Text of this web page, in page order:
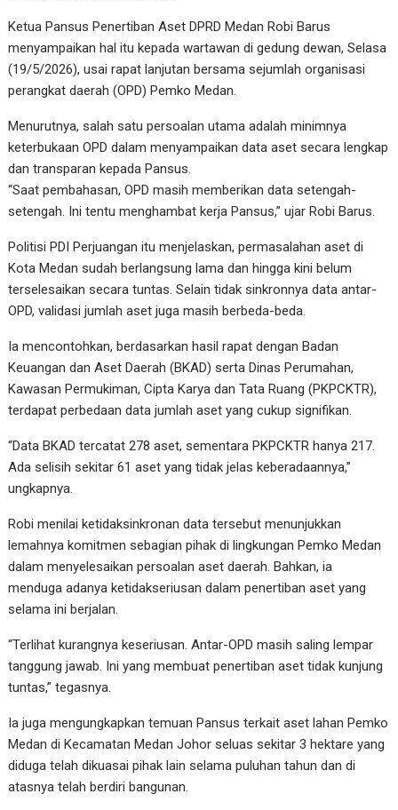
Ketua Pansus Penertiban Aset DPRD Medan Robi Barus
menyampaikan hal itu kepada wartawan di gedung dewan, Selasa
(19/5/2026), usai rapat lanjutan bersama sejumlah organisasi
perangkat daerah (OPD) Pemko Medan.
Menurutnya, salah satu persoalan utama adalah minimnya
keterbukaan OPD dalam menyampaikan data aset secara lengkap
dan transparan kepada Pansus.
“Saat pembahasan, OPD masih memberikan data setengah-
setengah. Ini tentu menghambat kerja Pansus,” ujar Robi Barus.
Politisi PDI Perjuangan itu menjelaskan, permasalahan aset di
Kota Medan sudah berlangsung lama dan hingga kini belum
terselesaikan secara tuntas. Selain tidak sinkronnya data antar-
OPD, validasi jumlah aset juga masih berbeda-beda.
Ia mencontohkan, berdasarkan hasil rapat dengan Badan
Keuangan dan Aset Daerah (BKAD) serta Dinas Perumahan,
Kawasan Permukiman, Cipta Karya dan Tata Ruang (PKPCKTR),
terdapat perbedaan data jumlah aset yang cukup signifikan.
“Data BKAD tercatat 278 aset, sementara PKPCKTR hanya 217.
Ada selisih sekitar 61 aset yang tidak jelas keberadaannya,”
ungkapnya.
Robi menilai ketidaksinkronan data tersebut menunjukkan
lemahnya komitmen sebagian pihak di lingkungan Pemko Medan
dalam menyelesaikan persoalan aset daerah. Bahkan, ia
menduga adanya ketidakseriusan dalam penertiban aset yang
selama ini berjalan.
“Terlihat kurangnya keseriusan. Antar-OPD masih saling lempar
tanggung jawab. Ini yang membuat penertiban aset tidak kunjung
tuntas,” tegasnya.
Ia juga mengungkapkan temuan Pansus terkait aset lahan Pemko
Medan di Kecamatan Medan Johor seluas sekitar 3 hektare yang
diduga telah dikuasai pihak lain selama puluhan tahun dan di
atasnya telah berdiri bangunan.